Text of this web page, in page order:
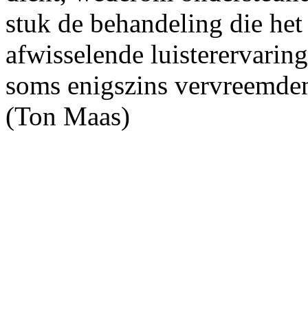
stuk de behandeling die
afwisselende
soms enigszins
(Ton Maas)